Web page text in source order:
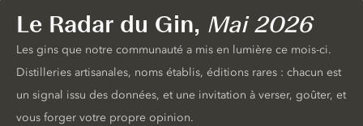
Le Radar du Gin, Mai 2026
Les gins que notre communauté a mis en lumière ce mois-ci.
Distilleries artisanales, noms établis, éditions rares : chacun est
un signal issu des données, et une invitation à verser, goûter, et
vous forger votre propre opinion.